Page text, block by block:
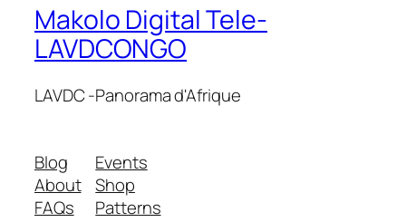
Makolo Digital Tele-
LAVDCONGO
LAVDC -Panorama d'Afrique
Blog
About
FAQs
Events
Shop
Patterns